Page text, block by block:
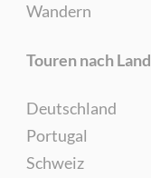
Wandern
Touren nach Land
Deutschland
Portugal
Schweiz